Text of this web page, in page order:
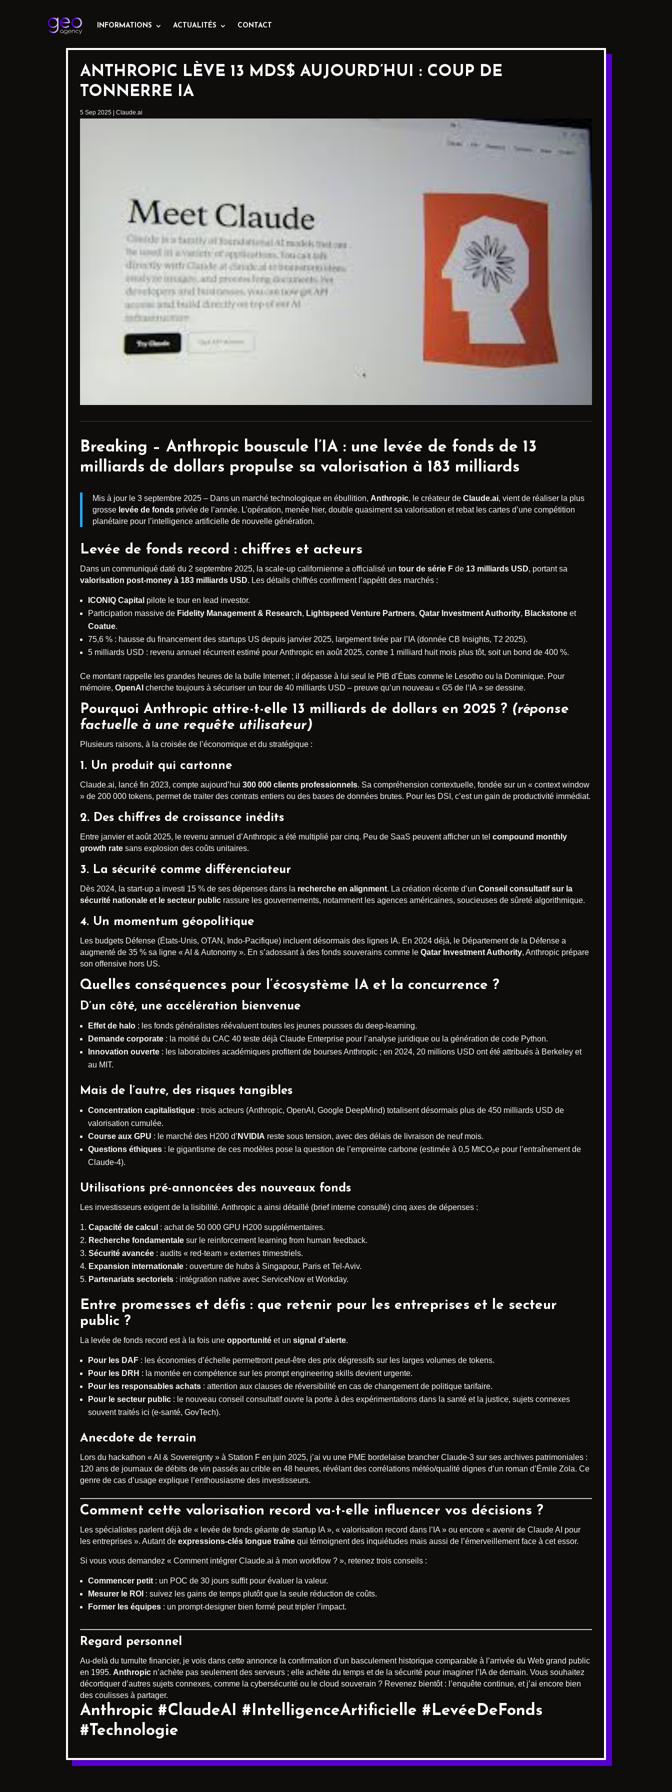
INFORMATIONS ACTUALITÉS CONTACT
ANTHROPIC LÈVE 13 MDS$ AUJOURD’HUI : COUP DE
TONNERRE IA
5 Sep 2025 Claude.ai
Breaking – Anthropic bouscule l’IA : une levée de fonds de 13
milliards de dollars propulse sa valorisation à 183 milliards
Mis à jour le 3 septembre 2025 – Dans un marché technologique en ébullition, Anthropic, le créateur de Claude.ai, vient de réaliser la plus
grosse levée de fonds privée de l’année. L’opération, menée hier, double quasiment sa valorisation et rebat les cartes d’une compétition
planétaire pour l’intelligence artificielle de nouvelle génération.
Levée de fonds record : chiffres et acteurs
Dans un communiqué daté du 2 septembre 2025, la scale-up californienne a officialisé un tour de série F de 13 milliards USD, portant sa
valorisation post-money à 183 milliards USD. Les détails chiffrés confirment l’appétit des marchés :
ICONIQ Capital pilote le tour en lead investor.
Participation massive de Fidelity Management & Research, Lightspeed Venture Partners, Qatar Investment Authority, Blackstone et
Coatue.
75,6 % : hausse du financement des startups US depuis janvier 2025, largement tirée par l’IA (donnée CB Insights, T2 2025).
5 milliards USD : revenu annuel récurrent estimé pour Anthropic en août 2025, contre 1 milliard huit mois plus tôt, soit un bond de 400 %.
Ce montant rappelle les grandes heures de la bulle Internet ; il dépasse à lui seul le PIB d’États comme le Lesotho ou la Dominique. Pour
mémoire, OpenAI cherche toujours à sécuriser un tour de 40 milliards USD – preuve qu’un nouveau « G5 de l’IA » se dessine.
Pourquoi Anthropic attire-t-elle 13 milliards de dollars en 2025 ? (réponse
factuelle à une requête utilisateur)
Plusieurs raisons, à la croisée de l’économique et du stratégique :
1. Un produit qui cartonne
Claude.ai, lancé fin 2023, compte aujourd’hui 300 000 clients professionnels. Sa compréhension contextuelle, fondée sur un « context window
» de 200 000 tokens, permet de traiter des contrats entiers ou des bases de données brutes. Pour les DSI, c’est un gain de productivité immédiat.
2. Des chiffres de croissance inédits
Entre janvier et août 2025, le revenu annuel d’Anthropic a été multiplié par cinq. Peu de SaaS peuvent afficher un tel compound monthly
growth rate sans explosion des coûts unitaires.
3. La sécurité comme différenciateur
Dès 2024, la start-up a investi 15 % de ses dépenses dans la recherche en alignment. La création récente d’un Conseil consultatif sur la
sécurité nationale et le secteur public rassure les gouvernements, notamment les agences américaines, soucieuses de sûreté algorithmique.
4. Un momentum géopolitique
Les budgets Défense (États-Unis, OTAN, Indo-Pacifique) incluent désormais des lignes IA. En 2024 déjà, le Département de la Défense a
augmenté de 35 % sa ligne « AI & Autonomy ». En s’adossant à des fonds souverains comme le Qatar Investment Authority, Anthropic prépare
son offensive hors US.
Quelles conséquences pour l’écosystème IA et la concurrence ?
D’un côté, une accélération bienvenue
Effet de halo : les fonds généralistes réévaluent toutes les jeunes pousses du deep-learning.
Demande corporate : la moitié du CAC 40 teste déjà Claude Enterprise pour l’analyse juridique ou la génération de code Python.
Innovation ouverte : les laboratoires académiques profitent de bourses Anthropic ; en 2024, 20 millions USD ont été attribués à Berkeley et
au MIT.
Mais de l’autre, des risques tangibles
Concentration capitalistique : trois acteurs (Anthropic, OpenAI, Google DeepMind) totalisent désormais plus de 450 milliards USD de
valorisation cumulée.
Course aux GPU : le marché des H200 d’ NVIDIA reste sous tension, avec des délais de livraison de neuf mois.
Questions éthiques : le gigantisme de ces modèles pose la question de l’empreinte carbone (estimée à 0,5 MtCO₂e pour l’entraînement de
Claude-4).
Utilisations pré-annoncées des nouveaux fonds
Les investisseurs exigent de la lisibilité. Anthropic a ainsi détaillé (brief interne consulté) cinq axes de dépenses :
Capacité de calcul : achat de 50 000 GPU H200 supplémentaires.
Recherche fondamentale sur le reinforcement learning from human feedback.
Sécurité avancée : audits « red-team » externes trimestriels.
Expansion internationale : ouverture de hubs à Singapour, Paris et Tel-Aviv.
Partenariats sectoriels : intégration native avec ServiceNow et Workday.
Entre promesses et défis : que retenir pour les entreprises et le secteur
public ?
La levée de fonds record est à la fois une opportunité et un signal d’alerte.
Pour les DAF : les économies d’échelle permettront peut-être des prix dégressifs sur les larges volumes de tokens.
Pour les DRH : la montée en compétence sur les prompt engineering skills devient urgente.
Pour les responsables achats : attention aux clauses de réversibilité en cas de changement de politique tarifaire.
Pour le secteur public : le nouveau conseil consultatif ouvre la porte à des expérimentations dans la santé et la justice, sujets connexes
souvent traités ici (e-santé, GovTech).
Anecdote de terrain
Lors du hackathon « AI & Sovereignty » à Station F en juin 2025, j’ai vu une PME bordelaise brancher Claude-3 sur ses archives patrimoniales :
120 ans de journaux de débits de vin passés au crible en 48 heures, révélant des corrélations météo/qualité dignes d’un roman d’Émile Zola. Ce
genre de cas d’usage explique l’enthousiasme des investisseurs.
Comment cette valorisation record va-t-elle influencer vos décisions ?
Les spécialistes parlent déjà de « levée de fonds géante de startup IA », « valorisation record dans l’IA » ou encore « avenir de Claude AI pour
les entreprises ». Autant de expressions-clés longue traîne qui témoignent des inquiétudes mais aussi de l’émerveillement face à cet essor.
Si vous vous demandez « Comment intégrer Claude.ai à mon workflow ? », retenez trois conseils :
Commencer petit: un POC de 30 jours suffit pour évaluer la valeur.
Mesurer le ROI : suivez les gains de temps plutôt que la seule réduction de coûts.
Former les équipes : un prompt-designer bien formé peut tripler l’impact.
Regard personnel
Au-delà du tumulte financier, je vois dans cette annonce la confirmation d’un basculement historique comparable à l’arrivée du Web grand public
en 1995. Anthropic n’achète pas seulement des serveurs ; elle achète du temps et de la sécurité pour imaginer l’IA de demain. Vous souhaitez
décortiquer d’autres sujets connexes, comme la cybersécurité ou le cloud souverain ? Revenez bientôt : l’enquête continue, et j’ai encore bien
des coulisses à partager.
Anthropic #ClaudeAI #IntelligenceArtificielle #LevéeDeFonds
#Technologie